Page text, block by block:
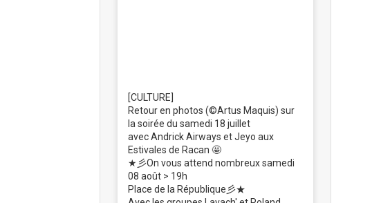
[CULTURE]
Retour en photos (©Artus Maquis) sur
la soirée du samedi 18 juillet
avec Andrick Airways et Jeyo aux
Estivales de Racan 🤩
★彡On vous attend nombreux samedi
08 août > 19h
Place de la République彡★